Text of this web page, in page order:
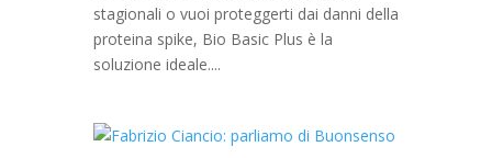
stagionali o vuoi proteggerti dai danni della
proteina spike, Bio Basic Plus è la
soluzione ideale....